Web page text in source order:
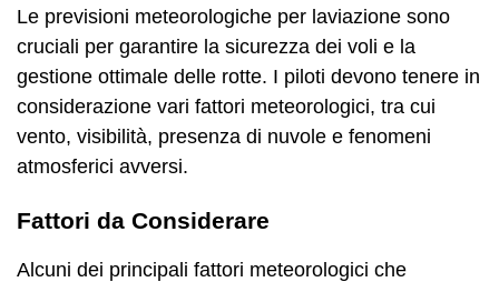
Le previsioni meteorologiche per laviazione sono
cruciali per garantire la sicurezza dei voli e la
gestione ottimale delle rotte. I piloti devono tenere in
considerazione vari fattori meteorologici, tra cui
vento, visibilità, presenza di nuvole e fenomeni
atmosferici avversi.
Fattori da Considerare
Alcuni dei principali fattori meteorologici che